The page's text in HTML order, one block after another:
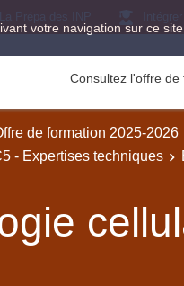
votre navigation sur ce
Prépa des INP
Consultez l'offre
de formation 2025-2026
- Expertises techniques